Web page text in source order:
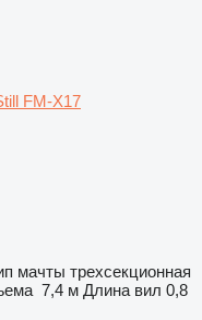
FM-X17
мачты трехсекционная
7,4 м Длина вил 0,8